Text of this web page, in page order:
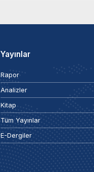
Yayınlar
Rapor
Analizler
Kitap
Tüm Yayınlar
E-Dergiler